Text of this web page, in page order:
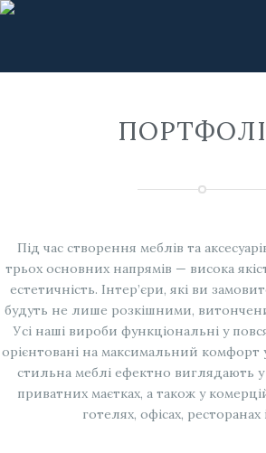
Під час створення меблів та
трьох основних напрямів — висока
естетичність. Інтер’єри, які ви
будуть не лише розкішними,
Усі наші вироби функціональні у
орієнтовані на максимальний комфорт
стильна меблі ефектно виглядають у
приватних маєтках, а також у
готелях, офісах, ресторанах